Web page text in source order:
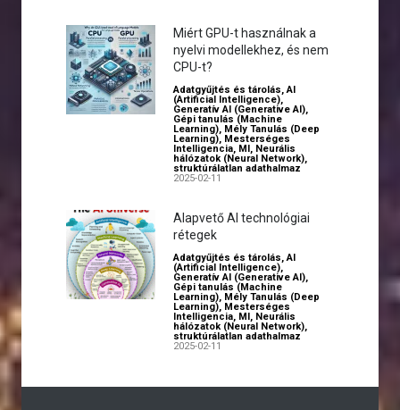
Miért GPU-t használnak a
nyelvi modellekhez, és nem
CPU-t?
Adatgyűjtés és tárolás,AI
(Artificial Intelligence),
Generatív AI (Generative AI),
Gépi tanulás (Machine
Learning), Mély Tanulás (Deep
Learning), Mesterséges
Intelligencia, MI, Neurális
hálózatok (Neural Network),
struktúrálatlan adathalmaz
2025-02-11
Alapvető AI technológiai
rétegek
Adatgyűjtés és tárolás,AI
(Artificial Intelligence),
Generatív AI (Generative AI),
Gépi tanulás (Machine
Learning), Mély Tanulás (Deep
Learning), Mesterséges
Intelligencia, MI, Neurális
hálózatok (Neural Network),
struktúrálatlan adathalmaz
2025-02-11